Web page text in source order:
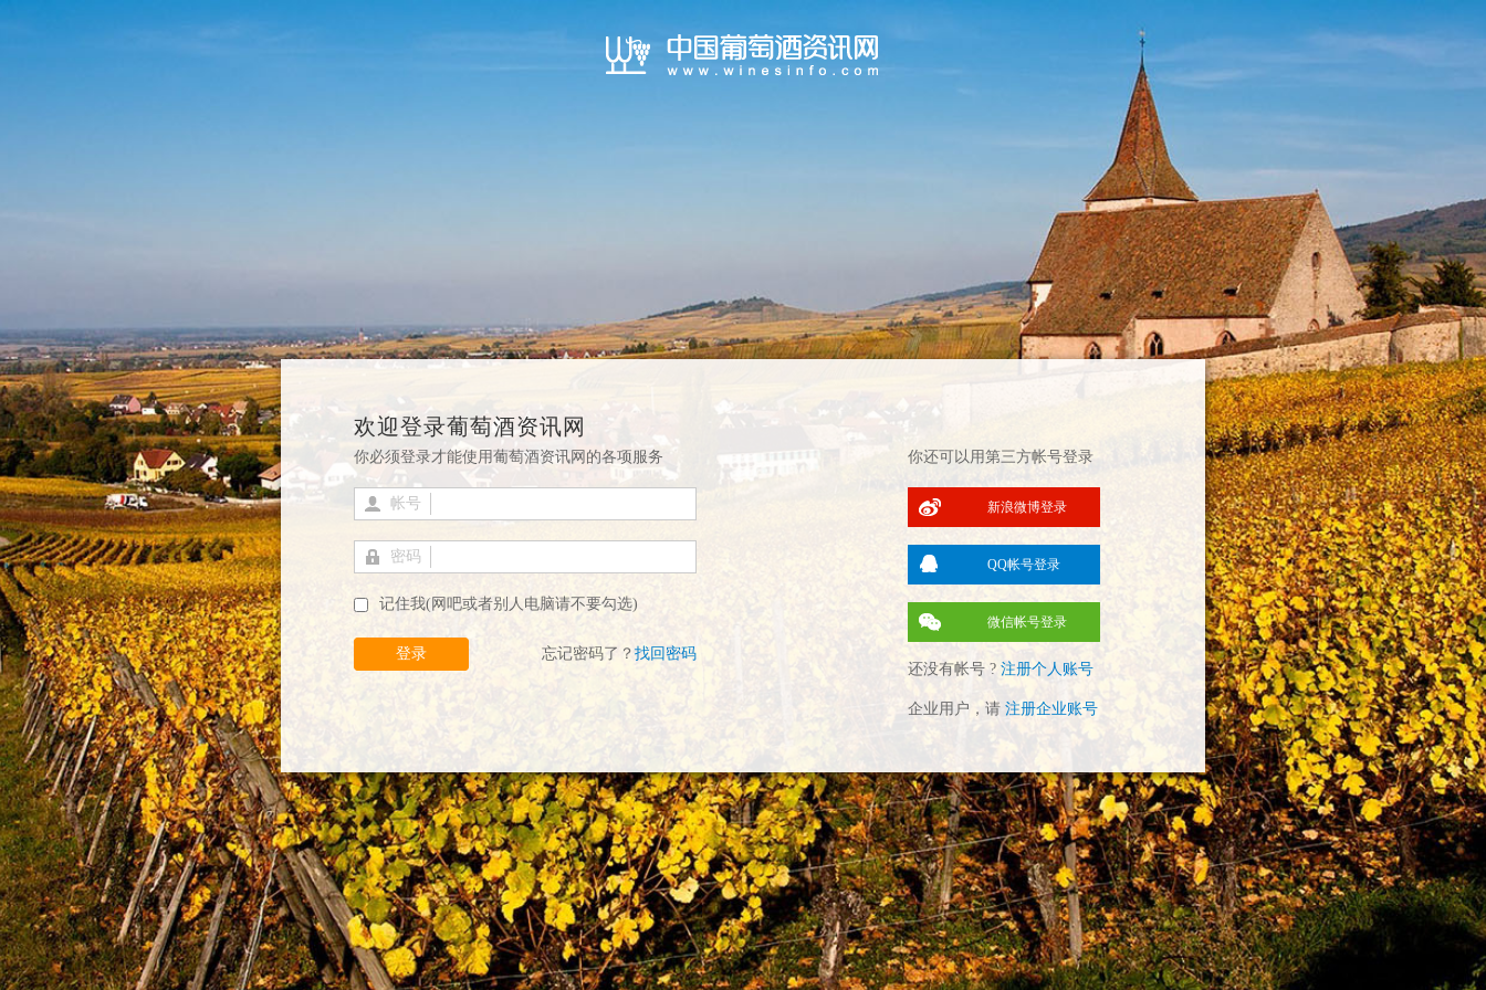
欢迎登录葡萄酒资讯网
你必须登录才能使用葡萄酒资讯网的各项服务
帐号
密码
记住我(网吧或者别人电脑请不要勾选)
登录 忘记密码了？ 找回密码
你还可以用第三方帐号登录
新浪微博登录
QQ帐号登录
微信帐号登录
还没有帐号 ? 注册个人账号
企业用户，请 注册企业账号